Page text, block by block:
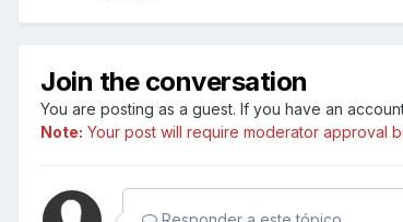
Join the conversation
You are posting as a guest. If you have an
Note: Your post will require moderator approval